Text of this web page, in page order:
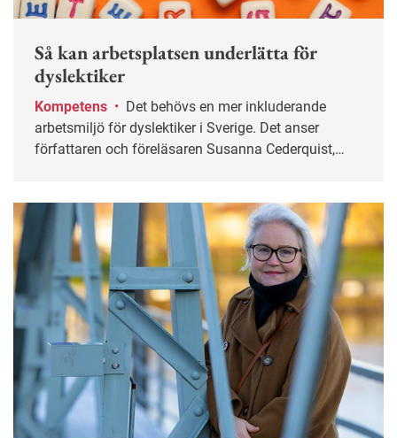
Så kan arbetsplatsen underlätta för
dyslektiker
Kompetens •
arbetsmiljö för dyslektiker i Sverige. Det anser
författaren och föreläsaren Susanna Cederquist,